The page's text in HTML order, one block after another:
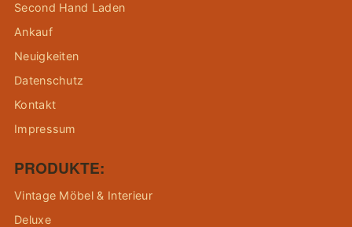
Second Hand Laden
Ankauf
Neuigkeiten
Datenschutz
Kontakt
Impressum
PRODUKTE:
Vintage Möbel & Interieur
Deluxe